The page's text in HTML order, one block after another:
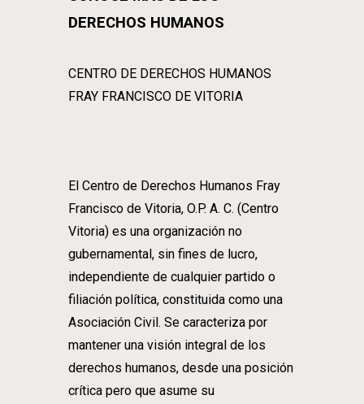
DERECHOS HUMANOS
CENTRO DE DERECHOS HUMANOS
FRAY FRANCISCO DE VITORIA
El Centro de Derechos Humanos Fray
Francisco de Vitoria, O.P. A. C. (Centro
Vitoria) es una organización no
gubernamental, sin fines de lucro,
independiente de cualquier partido o
filiación política, constituida como una
Asociación Civil. Se caracteriza por
mantener una visión integral de los
derechos humanos, desde una posición
crítica pero que asume su